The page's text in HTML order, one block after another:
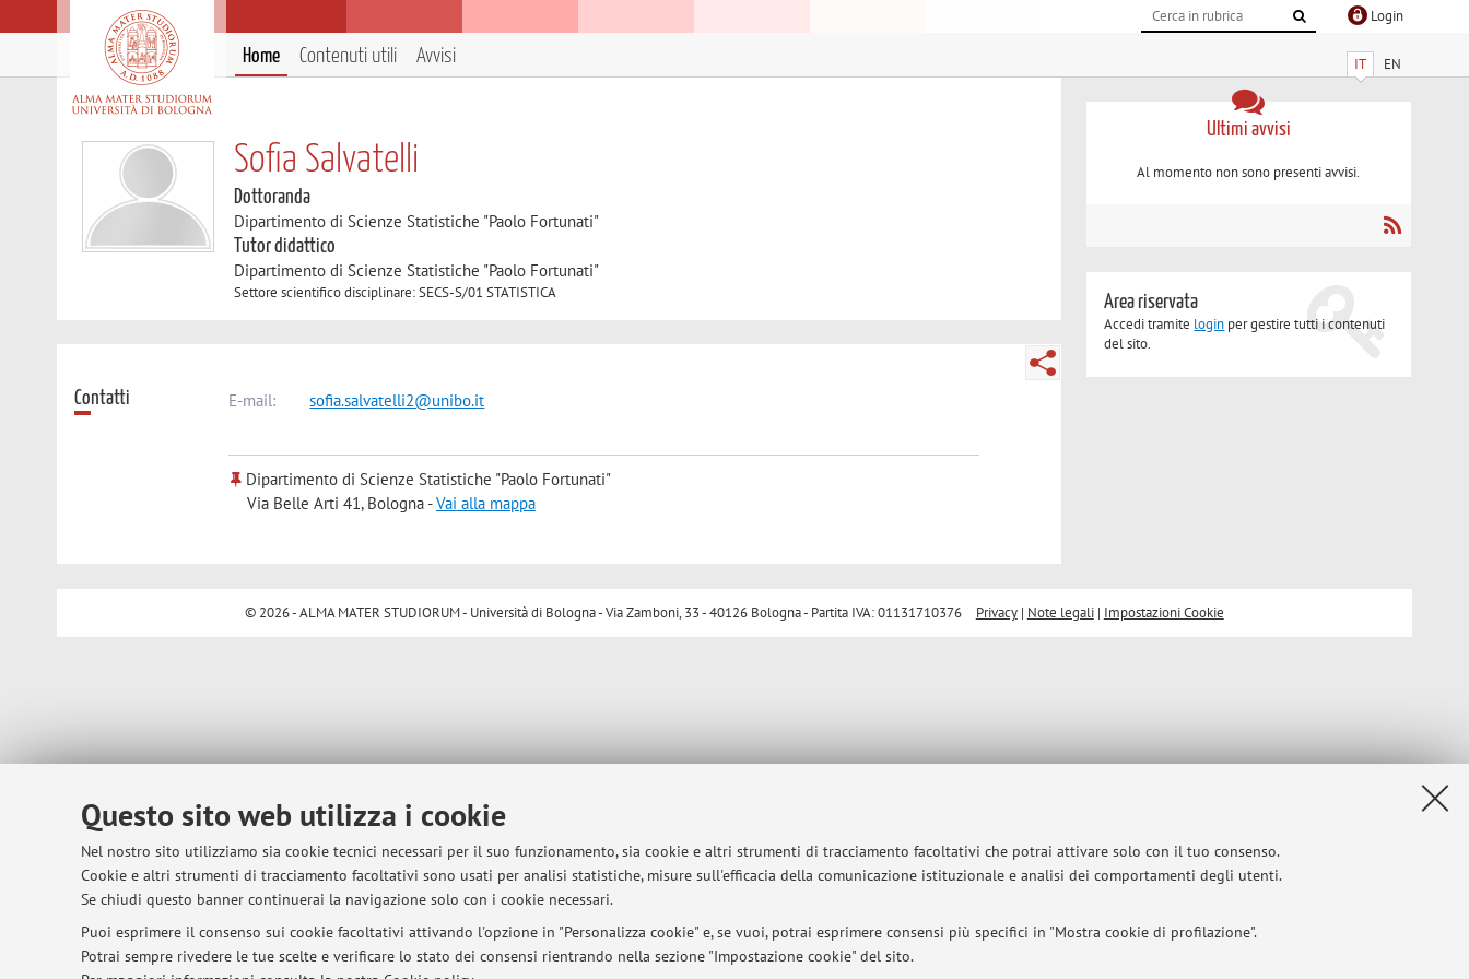
Questo sito web utilizza i cookie
Nel nostro sito utilizziamo sia cookie tecnici necessari per il suo funzionamento, sia cookie e altri strumenti di tracciamento facoltativi che potrai attivare solo con il tuo consenso.
Cookie e altri strumenti di tracciamento facoltativi sono usati per analisi statistiche, misure sull'efficacia della comunicazione istituzionale e analisi dei comportamenti degli utenti.
Se chiudi questo banner continuerai la navigazione solo con i cookie necessari.
Puoi esprimere il consenso sui cookie facoltativi attivando l'opzione in "Personalizza cookie" e, se vuoi, potrai esprimere consensi più specifici in "Mostra cookie di profilazione".
Potrai sempre rivedere le tue scelte e verificare lo stato dei consensi rientrando nella sezione "Impostazione cookie" del sito.
Login
IT EN
Home Contenuti utili Avvisi
Sofia Salvatelli
Dottoranda
Dipartimento di Scienze Statistiche "Paolo Fortunati"
Tutor didattico
Dipartimento di Scienze Statistiche "Paolo Fortunati"
Settore scientifico disciplinare: SECS-S/01 STATISTICA
Contatti E-mail: sofia.salvatelli2@unibo.it
Dipartimento di Scienze Statistiche "Paolo Fortunati"
Via Belle Arti 41, Bologna -Vai alla mappa
Ultimi avvisi
Al momento non sono presenti avvisi.
Area riservata
Accedi tramite login per gestire tutti i contenuti
del sito.
© 2026 - ALMA MATER STUDIORUM - Università di Bologna - Via Zamboni, 33 - 40126 Bologna - Partita IVA: 01131710376 Privacy| Note legali| Impostazioni Cookie